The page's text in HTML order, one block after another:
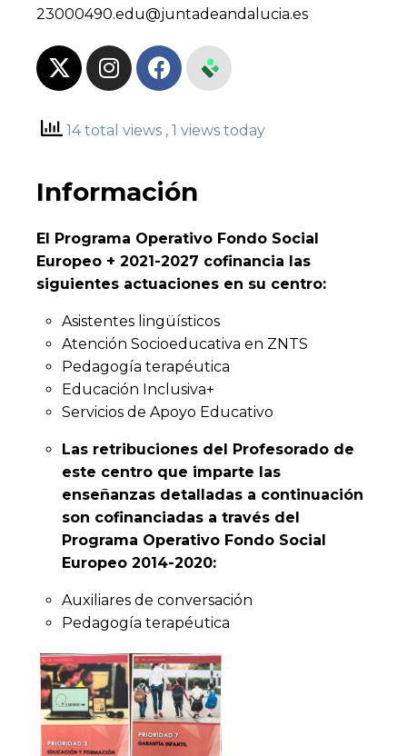
23000490.edu@juntadeandalucia.es
14 total views , 1 views today
Información
El Programa Operativo Fondo Social
Europeo + 2021-2027 cofinancia las
siguientes actuaciones en su centro:
Asistentes lingüísticos
Atención Socioeducativa en ZNTS
Pedagogía terapéutica
Educación Inclusiva+
Servicios de Apoyo Educativo
Las retribuciones del Profesorado de
este centro que imparte las
enseñanzas detalladas a continuación
son cofinanciadas a través del
Programa Operativo Fondo Social
Europeo 2014-2020:
Auxiliares de conversación
Pedagogía terapéutica